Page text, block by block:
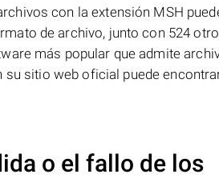
con la extensión MSH
de archivo, junto con 524
más popular que admite
su sitio web oficial puede
o el fallo de los